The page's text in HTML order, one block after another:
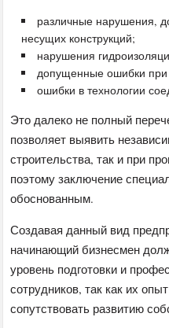
различные нарушения,
несущих конструкций;
нарушения
допущенные ошибки при
ошибки в технологии
Это далеко не полный
позволяет выявить
строительства, так и при
поэтому заключение
обоснованным.
Создавая данный вид
начинающий бизнесмен
уровень подготовки и
сотрудников, так как их
сопутствовать развитию